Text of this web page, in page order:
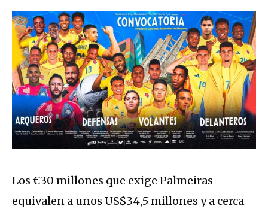
Los €30 millones que exige Palmeiras
equivalen a unos US$34,5 millones y a cerca